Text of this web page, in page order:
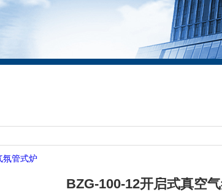
BZG-100-12开启式真空